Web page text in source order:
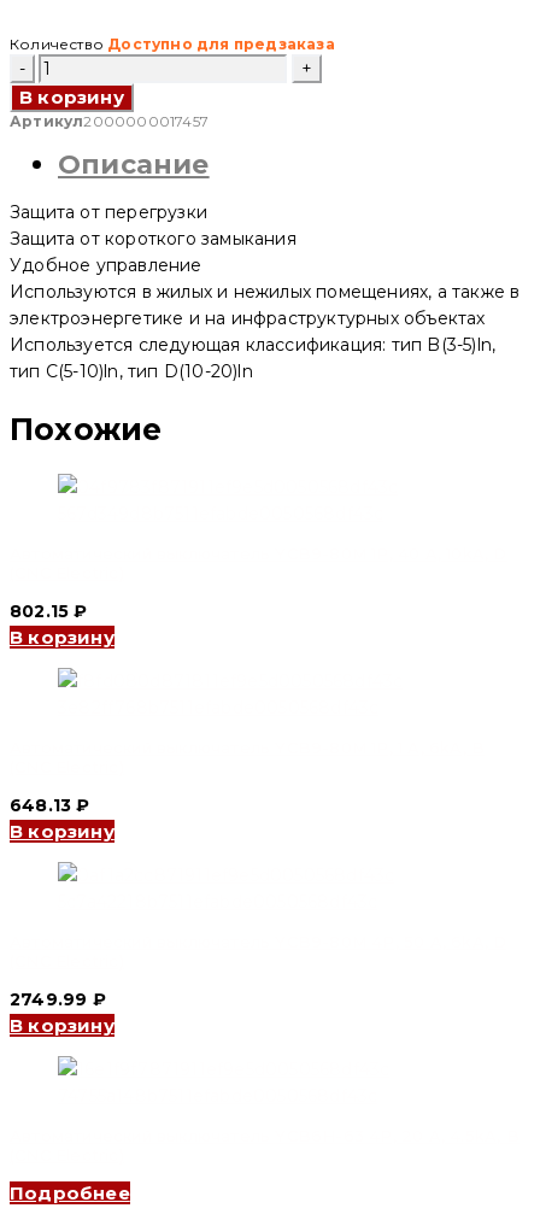
Количество Доступно для предзаказа
Количество
товара
Автоматический
выключатель
63
1P,
A,
4.5kA,
B
(CNC
Electric)
В корзину
Артикул2000000017457
Описание
Защита от перегрузки
Защита от короткого замыкания
Удобное управление
Используются в жилых и нежилых помещениях, а также в
электроэнергетике и на инфраструктурных объектах
Используется следующая классификация: тип B(3-5)ln,
тип C(5-10)ln, тип D(10-20)ln
Похожие
802.15₽
В корзину
648.13₽
В корзину
2749.99 ₽
В корзину
Подробнее